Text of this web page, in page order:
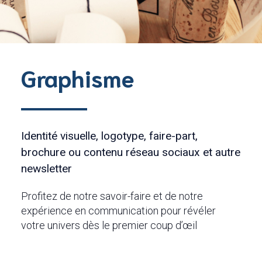
Graphisme
Identité visuelle, logotype, faire-part,
brochure ou contenu réseau sociaux et autre
newsletter
Profitez de notre savoir-faire et de notre
expérience en communication pour révéler
votre univers dès le premier coup d’œil